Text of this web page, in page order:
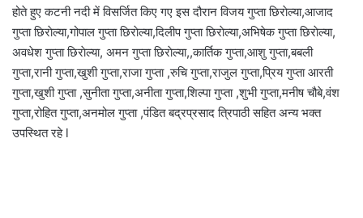
होते हुए कटनी नदी में विसर्जित किए गए इस दौरान विजय गुप्ता छिराेल्या,आजाद
गुप्ता छिराेल्या,गोपाल गुप्ता छिराेल्या,दिलीप गुप्ता छिराेल्या,अभिषेक गुप्ता छिराेल्या,
अवधेश गुप्ता छिराेल्या, अमन गुप्ता छिराेल्या,,कार्तिक गुप्ता,आशु गुप्ता,बबली
गुप्ता,रानी गुप्ता,खुशी गुप्ता,राजा गुप्ता ,रुचि गुप्ता,राजुल गुप्ता,प्रिय गुप्ता आरती
गुप्ता,खुशी गुप्ता ,सुनीता गुप्ता,अनीता गुप्ता,शिल्पा गुप्ता ,शुभी गुप्ता,मनीष चौबे,वंश
गुप्ता,रोहित गुप्ता,अनमोल गुप्ता ,पंडित बद्रप्रसाद त्रिपाठी सहित अन्य भक्त
उपस्थित रहे l